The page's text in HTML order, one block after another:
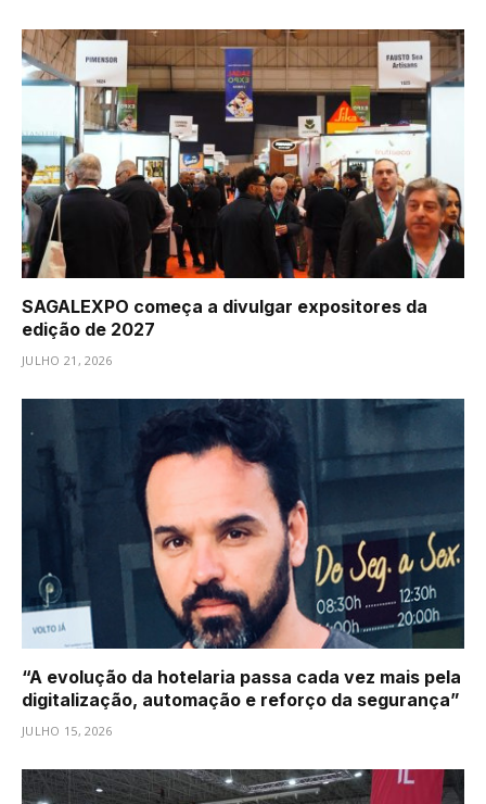
SAGALEXPO começa a divulgar expositores da
edição de 2027
JULHO 21, 2026
“A evolução da hotelaria passa cada vez mais pela
digitalização, automação e reforço da segurança”
JULHO 15, 2026